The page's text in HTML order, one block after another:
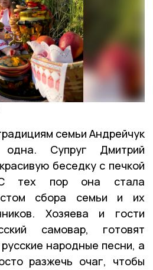
семьи Андрейчук
Супруг Дмитрий
беседку с печкой
тех пор она стала
сбора семьи и их
Хозяева и гости
самовар, готовят
народные песни, а
разжечь очаг, чтобы